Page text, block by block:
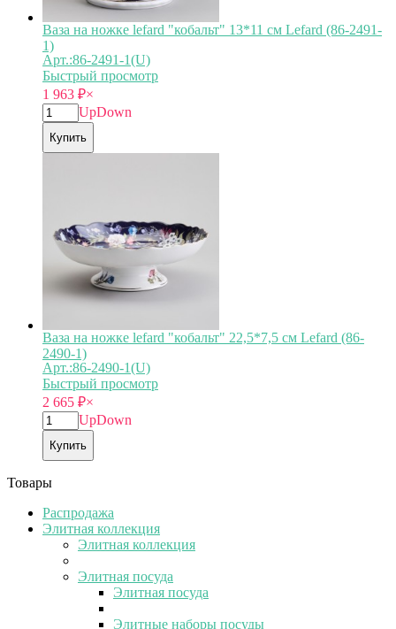
Ваза на ножке lefard "кобальт" 13*11 см Lefard (86-2491-
1)
Арт.:86-2491-1(U)
Быстрый просмотр
1 963 ₽×
UpDown
Купить
Ваза на ножке lefard "кобальт" 22,5*7,5 см Lefard (86-
2490-1)
Арт.:86-2490-1(U)
Быстрый просмотр
2 665 ₽×
UpDown
Купить
Товары
Распродажа
Элитная коллекция
Элитная коллекция
Элитная посуда
Элитная посуда
Элитные наборы посуды